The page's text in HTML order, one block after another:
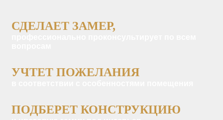
СДЕЛАЕТ ЗАМЕР,
УЧТЕТ ПОЖЕЛАНИЯ
ПОДБЕРЕТ КОНСТРУКЦИЮ